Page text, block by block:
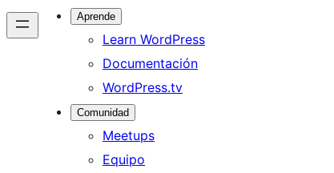
Aprende
Learn WordPress
Documentación
WordPress.tv
Comunidad
Meetups
Equipo